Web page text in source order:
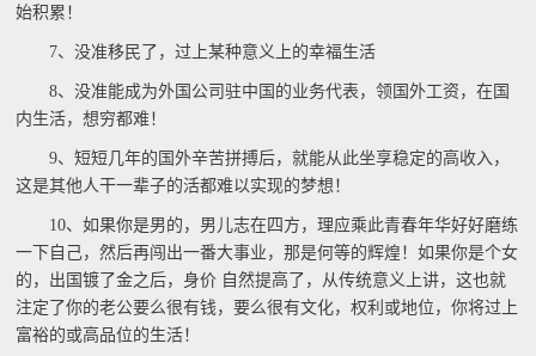
始积累！
7、没准移民了，过上某种意义上的幸福生活
8、没准能成为外国公司驻中国的业务代表，领国外工资，在国
内生活，想穷都难！
9、短短几年的国外辛苦拼搏后，就能从此坐享稳定的高收入，
这是其他人干一辈子的活都难以实现的梦想！
10、如果你是男的，男儿志在四方，理应乘此青春年华好好磨练
一下自己，然后再闯出一番大事业，那是何等的辉煌！如果你是个女
的，出国镀了金之后，身价 自然提高了，从传统意义上讲，这也就
注定了你的老公要么很有钱，要么很有文化，权利或地位，你将过上
富裕的或高品位的生活！